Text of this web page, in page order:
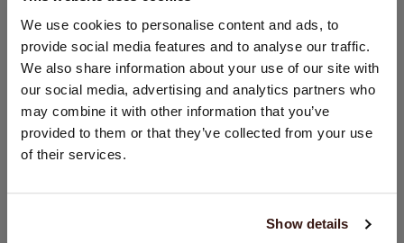
We use cookies to personalise content and ads, to
provide social media features and to analyse our traffic.
We also share information about your use of our site with
our social media, advertising and analytics partners who
may combine it with other information that you’ve
provided to them or that they’ve collected from your use
of their services.
Show details
LIVRAISON ET RETOURS
VOUS ALLEZ ADORER ÇA
CHANGER DE PAYS
Vous visitez Repeat cashmere depuis Suisse (CHF).
Souhaitez-vous mettre à jour votre localisation ?
États-Unis ($)